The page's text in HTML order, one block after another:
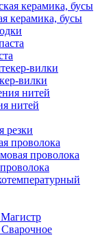
керамика, бусы
вилки
нитей
резки
проволока
проволока
Сварочное